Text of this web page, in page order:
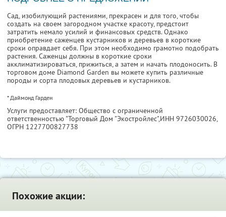
Сад, изобилующий растениями, прекрасен и для того, чтобы
создать на своем загородном участке красоту, предстоит
затратить немало усилий и финансовых средств. Однако
приобретение саженцев кустарников и деревьев в короткие
сроки оправдает себя. При этом необходимо грамотно подобрать
растения. Саженцы должны в короткие сроки
акклиматизироваться, прижиться, а затем и начать плодоносить. В
торговом доме Diamond Garden вы можете купить различные
породы и сорта плодовых деревьев и кустарников.
* Даймонд Гарден
Услуги предоставляет: Общество с ограниченной
ответственностью "Торговый Дом "Экостройлес",ИНН 9726030026,
ОГРН 1227700827738
Похожие акции: